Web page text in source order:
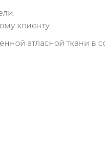
клиенту.
атласной ткани